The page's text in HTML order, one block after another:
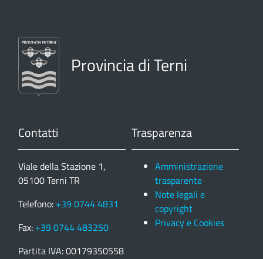
Provincia di Terni
Contatti
Viale della Stazione 1,
05100 Terni TR
Telefono: +39 0744 4831
Fax: +39 0744 483250
Partita IVA: 00179350558
Trasparenza
Amministrazione
trasparente
Note legali e
copyright
Privacy e Cookies